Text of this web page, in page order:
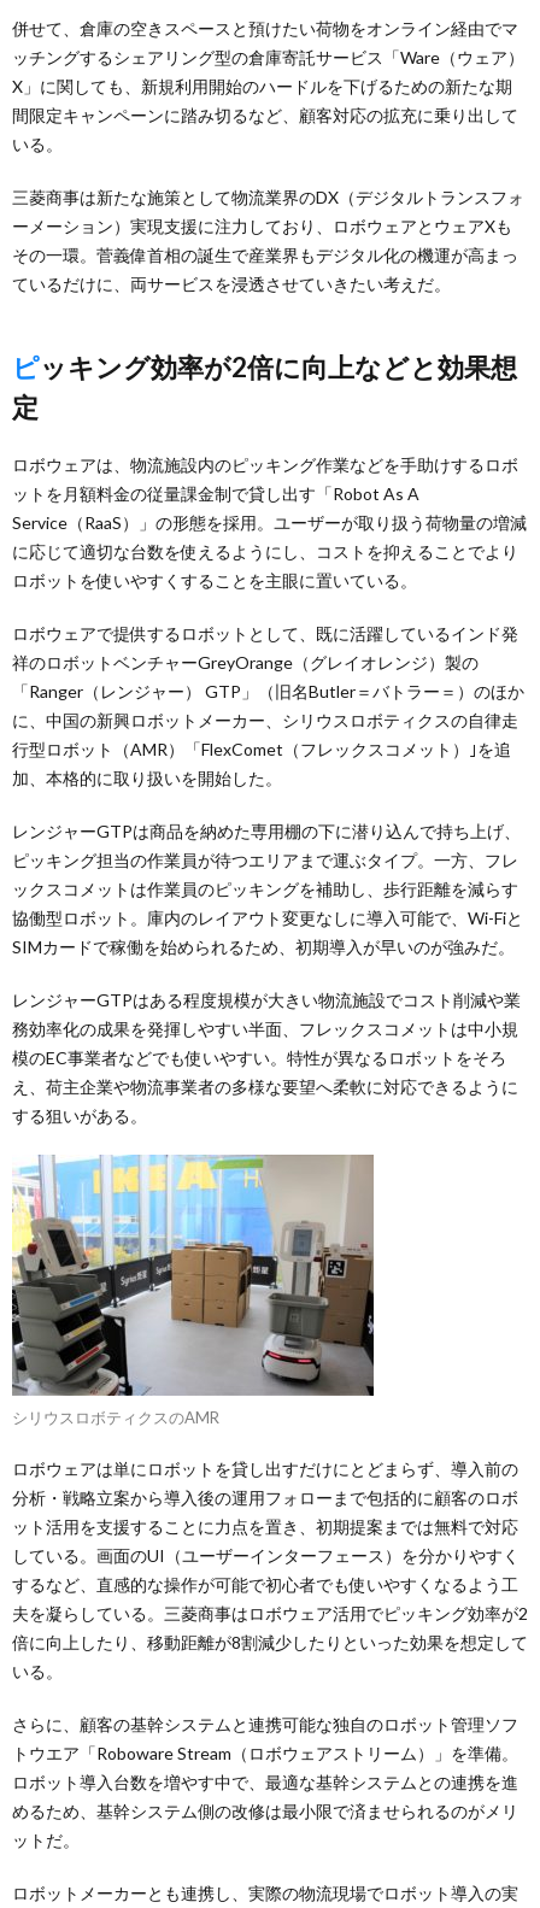
併せて、倉庫の空きスペースと預けたい荷物をオンライン経由でマ
ッチングするシェアリング型の倉庫寄託サービス「Ware（ウェア）
X」に関しても、新規利用開始のハードルを下げるための新たな期
間限定キャンペーンに踏み切るなど、顧客対応の拡充に乗り出して
いる。
三菱商事は新たな施策として物流業界のDX（デジタルトランスフォ
ーメーション）実現支援に注力しており、ロボウェアとウェアXも
その一環。菅義偉首相の誕生で産業界もデジタル化の機運が高まっ
ているだけに、両サービスを浸透させていきたい考えだ。
ピッキング効率が2倍に向上などと効果想
定
ロボウェアは、物流施設内のピッキング作業などを手助けするロボ
ットを月額料金の従量課金制で貸し出す「Robot As A
Service（RaaS）」の形態を採用。ユーザーが取り扱う荷物量の増減
に応じて適切な台数を使えるようにし、コストを抑えることでより
ロボットを使いやすくすることを主眼に置いている。
ロボウェアで提供するロボットとして、既に活躍しているインド発
祥のロボットベンチャーGreyOrange（グレイオレンジ）製の
「Ranger（レンジャー） GTP」（旧名Butler＝バトラー＝）のほか
に、中国の新興ロボットメーカー、シリウスロボティクスの自律走
行型ロボット（AMR）「FlexComet（フレックスコメット）｣を追
加、本格的に取り扱いを開始した。
レンジャーGTPは商品を納めた専用棚の下に潜り込んで持ち上げ、
ピッキング担当の作業員が待つエリアまで運ぶタイプ。一方、フレ
ックスコメットは作業員のピッキングを補助し、歩行距離を減らす
協働型ロボット。庫内のレイアウト変更なしに導入可能で、Wi-Fiと
SIMカードで稼働を始められるため、初期導入が早いのが強みだ。
レンジャーGTPはある程度規模が大きい物流施設でコスト削減や業
務効率化の成果を発揮しやすい半面、フレックスコメットは中小規
模のEC事業者などでも使いやすい。特性が異なるロボットをそろ
え、荷主企業や物流事業者の多様な要望へ柔軟に対応できるように
する狙いがある。
シリウスロボティクスのAMR
ロボウェアは単にロボットを貸し出すだけにとどまらず、導入前の
分析・戦略立案から導入後の運用フォローまで包括的に顧客のロボ
ット活用を支援することに力点を置き、初期提案までは無料で対応
している。画面のUI（ユーザーインターフェース）を分かりやすく
するなど、直感的な操作が可能で初心者でも使いやすくなるよう工
夫を凝らしている。三菱商事はロボウェア活用でピッキング効率が2
倍に向上したり、移動距離が8割減少したりといった効果を想定して
いる。
さらに、顧客の基幹システムと連携可能な独自のロボット管理ソフ
トウエア「Roboware Stream（ロボウェアストリーム）」を準備。
ロボット導入台数を増やす中で、最適な基幹システムとの連携を進
めるため、基幹システム側の改修は最小限で済ませられるのがメリ
ットだ。
ロボットメーカーとも連携し、実際の物流現場でロボット導入の実